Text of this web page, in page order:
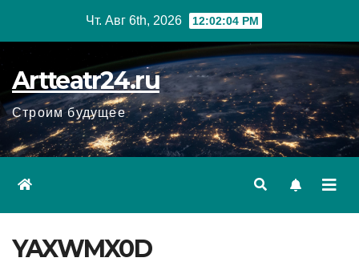
Чт. Авг 6th, 2026 12:02:05 PM
Artteatr24.ru
Строим будущее
YAXWMX0D